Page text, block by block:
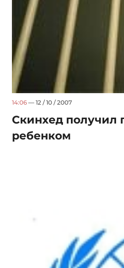
14:06 — 12 / 10 / 2007
Скинхед получил
ребенком